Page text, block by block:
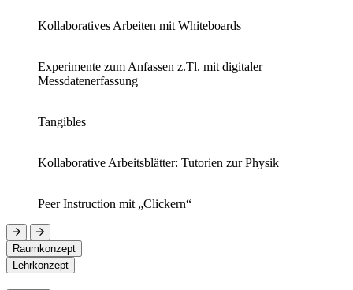
Kollaboratives Arbeiten mit Whiteboards
Experimente zum Anfassen z.Tl. mit digitaler
Messdatenerfassung
Tangibles
Kollaborative Arbeitsblätter: Tutorien zur Physik
Peer Instruction mit „Clickern“
Raumkonzept
Lehrkonzept